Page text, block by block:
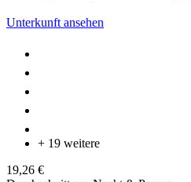
Unterkunft ansehen
+ 19 weitere
19,26 €